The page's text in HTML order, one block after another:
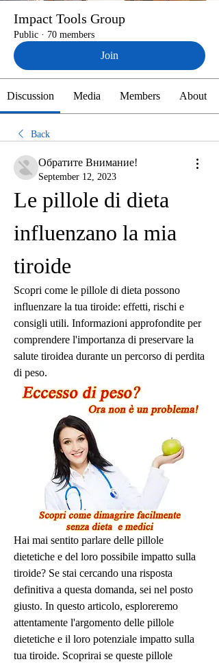
Impact Tools Group
Public · 70 members
Join
Discussion Media Members About
Back
Обратите Внимание!
September 12, 2023
Le pillole di dieta
influenzano la mia
tiroide
Scopri come le pillole di dieta possono
influenzare la tua tiroide: effetti, rischi e
consigli utili. Informazioni approfondite per
comprendere l'importanza di preservare la
salute tiroidea durante un percorso di perdita
di peso.
Hai mai sentito parlare delle pillole
dietetiche e del loro possibile impatto sulla
tiroide? Se stai cercando una risposta
definitiva a questa domanda, sei nel posto
giusto. In questo articolo, esploreremo
attentamente l'argomento delle pillole
dietetiche e il loro potenziale impatto sulla
tua tiroide. Scoprirai se queste pillole